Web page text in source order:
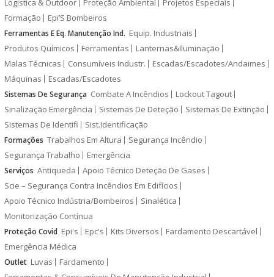
Formação
Epi’S Bombeiros
Ferramentas E Eq. Manutenção Ind. Equip. Industriais
Produtos Químicos
Ferramentas
Lanternas&Iluminação
Malas Técnicas
Consumíveis Industr.
Escadas/Escadotes/Andaimes
Máquinas
Escadas/Escadotes
Sistemas De Segurança Combate A Incêndios
Lockout Tagout
Sinalização Emergência
Sistemas De Deteção
Sistemas De Extinção
Sistemas De Identifi
Sist.Identificação
Formações Trabalhos Em Altura
Segurança Incêndio
Segurança Trabalho
Emergência
Serviços Antiqueda
Apoio Técnico Deteção De Gases
Scie – Segurança Contra Incêndios Em Edifícios
Apoio Técnico Indústria/Bombeiros
Sinalética
Monitorização Contínua
Proteção Covid Epi's Epc's Kits Diversos
Fardamento Descartável
Emergência Médica
Outlet Luvas
Fardamento